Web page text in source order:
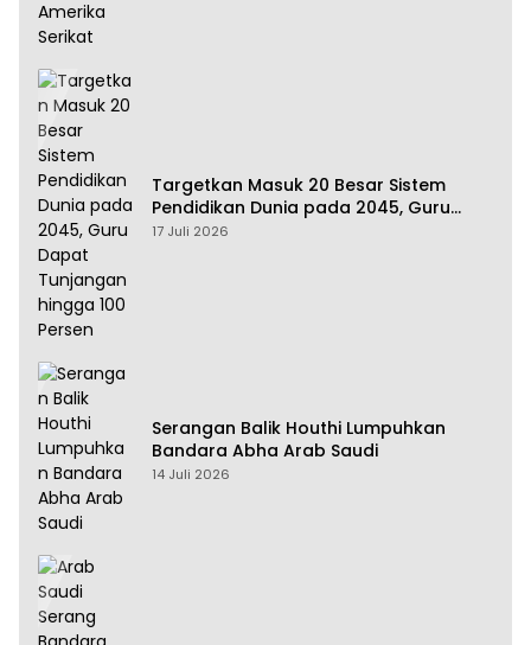
Targetkan Masuk 20 Besar Sistem
Pendidikan Dunia pada 2045, Guru
Dapat Tunjangan hingga 100 Persen
17 Juli 2026
Serangan Balik Houthi Lumpuhkan
Bandara Abha Arab Saudi
14 Juli 2026